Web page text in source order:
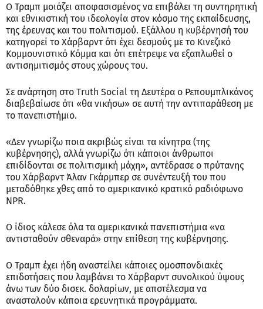
Ο Τραμπ μοιάζει αποφασισμένος να επιβάλει τη συντηρητική
και εθνικιστική του ιδεολογία στον κόσμο της εκπαίδευσης,
της έρευνας και του πολιτισμού. Εξάλλου η κυβέρνησή του
κατηγορεί το Χάρβαρντ ότι έχει δεσμούς με το Κινεζικό
Κομμουνιστικό Κόμμα και ότι επέτρεψε να εξαπλωθεί ο
αντισημιτισμός στους χώρους του.
Σε ανάρτηση στο Truth Social τη Δευτέρα ο Ρεπουμπλικάνος
διαβεβαίωσε ότι «θα νικήσω» σε αυτή την αντιπαράθεση με
το πανεπιστήμιο.
«Δεν γνωρίζω ποια ακριβώς είναι τα κίνητρα (της
κυβέρνησης), αλλά γνωρίζω ότι κάποιοι άνθρωποι
επιδίδονται σε πολιτισμική μάχη», αντέδρασε ο πρύτανης
του Χάρβαρντ Άλαν Γκάρμπερ σε συνέντευξή του που
μεταδόθηκε χθες από το αμερικανικό κρατικό ραδιόφωνο
NPR.
Ο ίδιος κάλεσε όλα τα αμερικανικά πανεπιστήμια «να
αντισταθούν σθεναρά» στην επίθεση της κυβέρνησης.
Ο Τραμπ έχει ήδη αναστείλει κάποιες ομοσπονδιακές
επιδοτήσεις που λαμβάνει το Χάρβαρντ συνολικού ύψους
άνω των δύο δισεκ. δολαρίων, με αποτέλεσμα να
ανασταλούν κάποια ερευνητικά προγράμματα.